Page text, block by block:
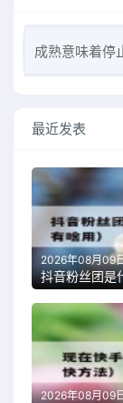
成熟意味着停
最近发表
2026年08月09
抖音粉丝团是
2026年08月09